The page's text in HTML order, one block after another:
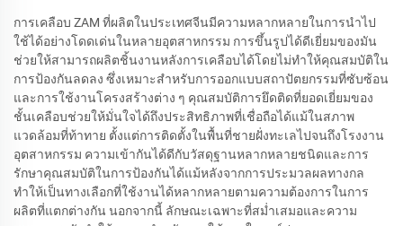
การเคลือบ ZAM ที่ผลิตในประเทศจีนมีความหลากหลายในการนำไป
ใช้ได้อย่างโดดเด่นในหลายอุตสาหกรรม การขึ้นรูปได้ดีเยี่ยมของมัน
ช่วยให้สามารถผลิตชิ้นงานหลังการเคลือบได้โดยไม่ทำให้คุณสมบัติใน
การป้องกันลดลง ซึ่งเหมาะสำหรับการออกแบบสถาปัตยกรรมที่ซับซ้อน
และการใช้งานโครงสร้างต่าง ๆ คุณสมบัติการยึดติดที่ยอดเยี่ยมของ
ชั้นเคลือบช่วยให้มั่นใจได้ถึงประสิทธิภาพที่เชื่อถือได้แม้ในสภาพ
แวดล้อมที่ท้าทาย ตั้งแต่การติดตั้งในพื้นที่ชายฝั่งทะเลไปจนถึงโรงงาน
อุตสาหกรรม ความเข้ากันได้ดีกับวัสดุฐานหลากหลายชนิดและการ
รักษาคุณสมบัติในการป้องกันได้แม้หลังจากการประมวลผลทางกล
ทำให้เป็นทางเลือกที่ใช้งานได้หลากหลายตามความต้องการในการ
ผลิตที่แตกต่างกัน นอกจากนี้ ลักษณะเฉพาะที่สม่ำเสมอและความ